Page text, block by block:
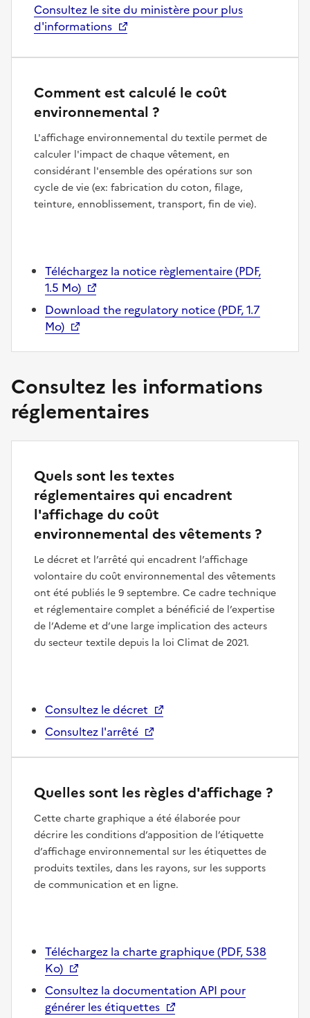
Consultez le site du ministère pour plus
d'informations
Comment est calculé le coût
environnemental ?
L'affichage environnemental du textile permet de
calculer l'impact de chaque vêtement, en
considérant l'ensemble des opérations sur son
cycle de vie (ex: fabrication du coton, filage,
teinture, ennoblissement, transport, fin de vie).
Téléchargez la notice règlementaire (PDF,
1.5 Mo)
Download the regulatory notice (PDF, 1.7
Mo)
Consultez les informations
réglementaires
Quels sont les textes
réglementaires qui encadrent
l'affichage du coût
environnemental des vêtements ?
Le décret et l’arrêté qui encadrent l’affichage
volontaire du coût environnemental des vêtements
ont été publiés le 9 septembre. Ce cadre technique
et réglementaire complet a bénéficié de l’expertise
de l’Ademe et d’une large implication des acteurs
du secteur textile depuis la loi Climat de 2021.
Consultez le décret
Consultez l'arrêté
Quelles sont les règles d'affichage ?
Cette charte graphique a été élaborée pour
décrire les conditions d’apposition de l’étiquette
d’affichage environnemental sur les étiquettes de
produits textiles, dans les rayons, sur les supports
de communication et en ligne.
Téléchargez la charte graphique (PDF, 538
Ko)
Consultez la documentation API pour
générer les étiquettes